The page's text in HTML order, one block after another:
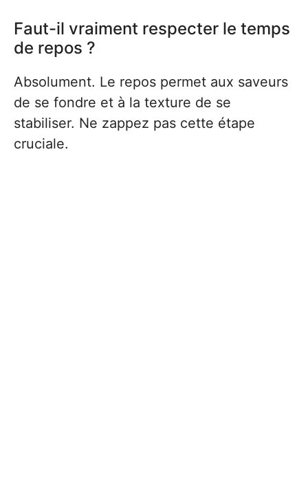
Faut-il vraiment respecter le temps
de repos ?
Absolument. Le repos permet aux saveurs
de se fondre et à la texture de se
stabiliser. Ne zappez pas cette étape
cruciale.